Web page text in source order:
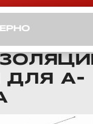
ДЛЯ А-